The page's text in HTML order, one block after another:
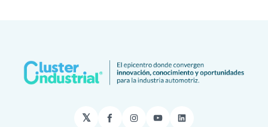
𝕏 Facebook
Instagram
YouTubeLinkedIn